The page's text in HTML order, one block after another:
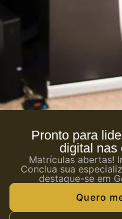
Pronto para
digital nas
Matrículas abertas!
Conclua sua
destaque-se em
Quero